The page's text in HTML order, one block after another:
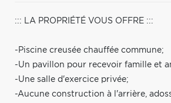
::: LA PROPRIÉTÉ VOUS OFFRE :::
-Piscine creusée chauffée commune;
-Un pavillon pour recevoir famille et
-Une salle d'exercice privée;
-Aucune construction à l'arrière,